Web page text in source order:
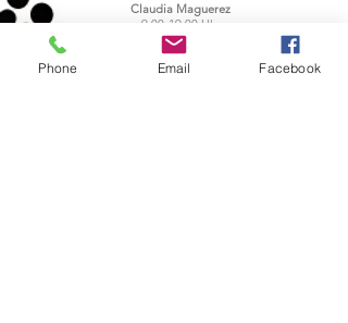
Claudia Maguerez
9:00-19:00 Uhr
www.deco-chezmoi.com
deco.chezmoi@gmail.com
Phone Email Facebook